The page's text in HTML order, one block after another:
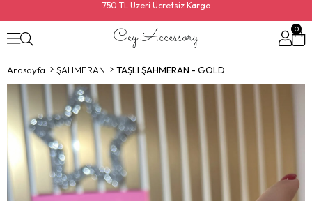
750 TL Üzeri Ücretsiz Kargo
0
Anasayfa ŞAHMERAN TAŞLI ŞAHMERAN - GOLD